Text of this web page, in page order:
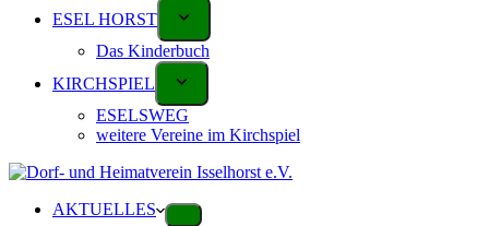
ESEL HORST
Das Kinderbuch
KIRCHSPIEL
ESELSWEG
weitere Vereine im Kirchspiel
AKTUELLES